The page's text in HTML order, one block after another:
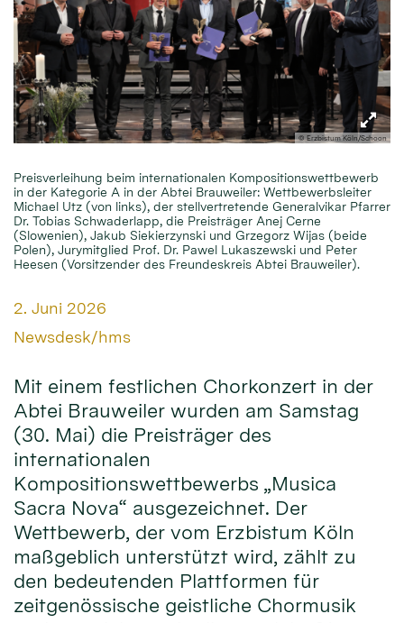
© Erzbistum Köln/Schoon
Preisverleihung beim internationalen Kompositionswettbewerb
in der Kategorie A in der Abtei Brauweiler: Wettbewerbsleiter
Michael Utz (von links), der stellvertretende Generalvikar Pfarrer
Dr. Tobias Schwaderlapp, die Preisträger Anej Cerne
(Slowenien), Jakub Siekierzynski und Grzegorz Wijas (beide
Polen), Jurymitglied Prof. Dr. Pawel Lukaszewski und Peter
Heesen (Vorsitzender des Freundeskreis Abtei Brauweiler).
Datum:
2. Juni 2026
Von:
Newsdesk/hms
Mit einem festlichen Chorkonzert in der
Abtei Brauweiler wurden am Samstag
(30. Mai) die Preisträger des
internationalen
Kompositionswettbewerbs „Musica
Sacra Nova“ ausgezeichnet. Der
Wettbewerb, der vom Erzbistum Köln
maßgeblich unterstützt wird, zählt zu
den bedeutenden Plattformen für
zeitgenössische geistliche Chormusik